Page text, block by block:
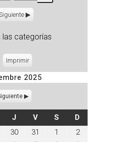
las categorías
ImprimirVistas
2025
J JUEVES
VVIERNES
SSÁBADO
D
30octubre
31
octubre
1
noviembre
2noviembre
2,